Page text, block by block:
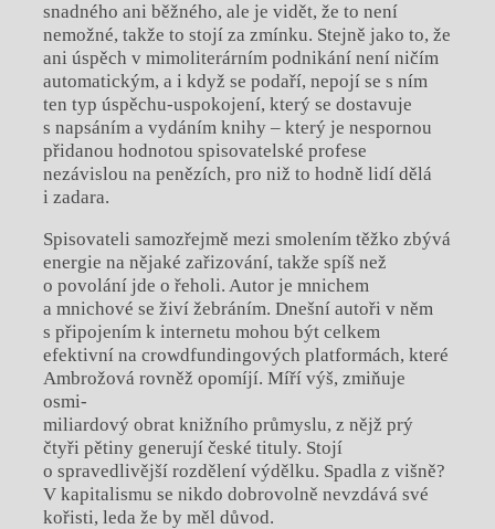
snadného ani běžného, ale je vidět, že to není
nemožné, takže to stojí za zmínku. Stejně jako to, že
ani úspěch v mimoliterárním podnikání není ničím
automatickým, a i když se podaří, nepojí se s ním
ten typ úspěchu-uspokojení, který se dostavuje
s napsáním a vydáním knihy – který je nespornou
přidanou hodnotou spisovatelské profese
nezávislou na penězích, pro niž to hodně lidí dělá
i zadara.
Spisovateli samozřejmě mezi smolením těžko zbývá
energie na nějaké zařizování, takže spíš než
o povolání jde o řeholi. Autor je mnichem
a mnichové se živí žebráním. Dnešní autoři v něm
s připojením k internetu mohou být celkem
efektivní na crowdfundingových platformách, které
Ambrožová rovněž opomíjí. Míří výš, zmiňuje
osmi-
miliardový obrat knižního průmyslu, z nějž prý
čtyři pětiny generují české tituly. Stojí
o spravedlivější rozdělení výdělku. Spadla z višně?
V kapitalismu se nikdo dobrovolně nevzdává své
kořisti, leda že by měl důvod.